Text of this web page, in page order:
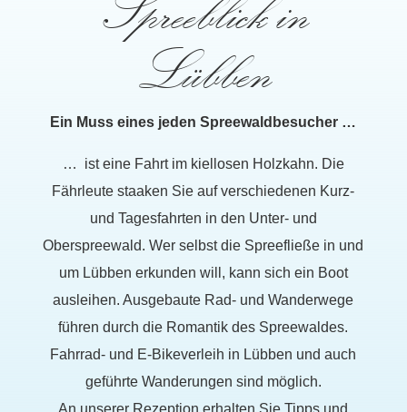
Lübben
Ein Muss eines jeden Spreewaldbesucher …
… ist eine Fahrt im kiellosen Holzkahn. Die
Fährleute staaken Sie auf verschiedenen Kurz-
und Tagesfahrten in den Unter- und
Oberspreewald. Wer selbst die Spreefließe in und
um Lübben erkunden will, kann sich ein Boot
ausleihen. Ausgebaute Rad- und Wanderwege
führen durch die Romantik des Spreewaldes.
Fahrrad- und E-Bikeverleih in Lübben und auch
geführte Wanderungen sind möglich.
An unserer Rezeption erhalten Sie Tipps und